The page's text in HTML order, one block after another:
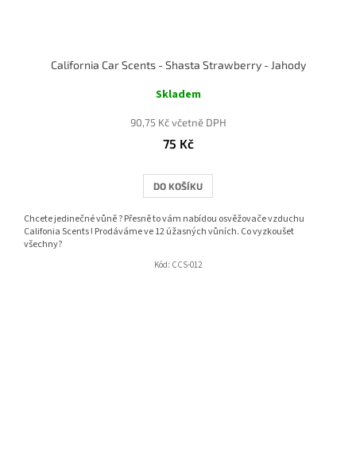
California Car Scents - Shasta Strawberry - Jahody
Skladem
90,75 Kč včetně DPH
75 Kč
DO KOŠÍKU
Chcete jedinečné vůně ? Přesně to vám nabídou osvěžovače vzduchu
Califonia Scents ! Prodáváme ve 12 úžasných vůních. Co vyzkoušet
všechny?
Kód: CCS-012